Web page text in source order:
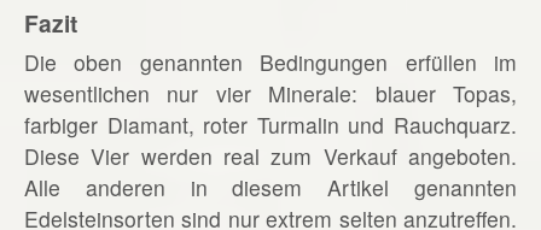
Fazit
Die oben genannten Bedingungen erfüllen im
wesentlichen nur vier Minerale: blauer Topas,
farbiger Diamant, roter Turmalin und Rauchquarz.
Diese Vier werden real zum Verkauf angeboten.
Alle anderen in diesem Artikel genannten
Edelsteinsorten sind nur extrem selten anzutreffen.